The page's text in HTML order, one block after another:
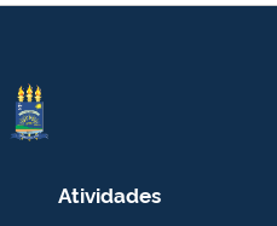
Atividades